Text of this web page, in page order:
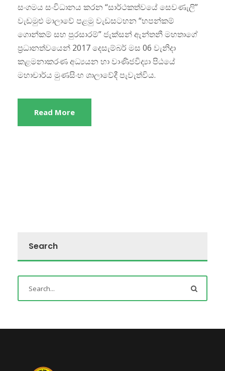
සංගමය සංවිධානය කරන “සාර්ථකත්වයේ සෙවණැලි”
වැඩමුළු මාලාවේ පළමු වැඩසටහන “හපන්කම්
ගොන්කම් සහ පුරසාරම්” ජැක්සන් ඇන්තනී මහතාගේ
ප්‍රධානත්වයෙන් 2017 දෙසැම්බර් මස 06 වැනිදා
කළමනාකරණ අධ්‍යයන හා වාණිජවිද්‍යා පිඨයේ
මහාචාර්ය මුණසිංහ ශාලාවේදී පැවැත්විය.
Read More
Search